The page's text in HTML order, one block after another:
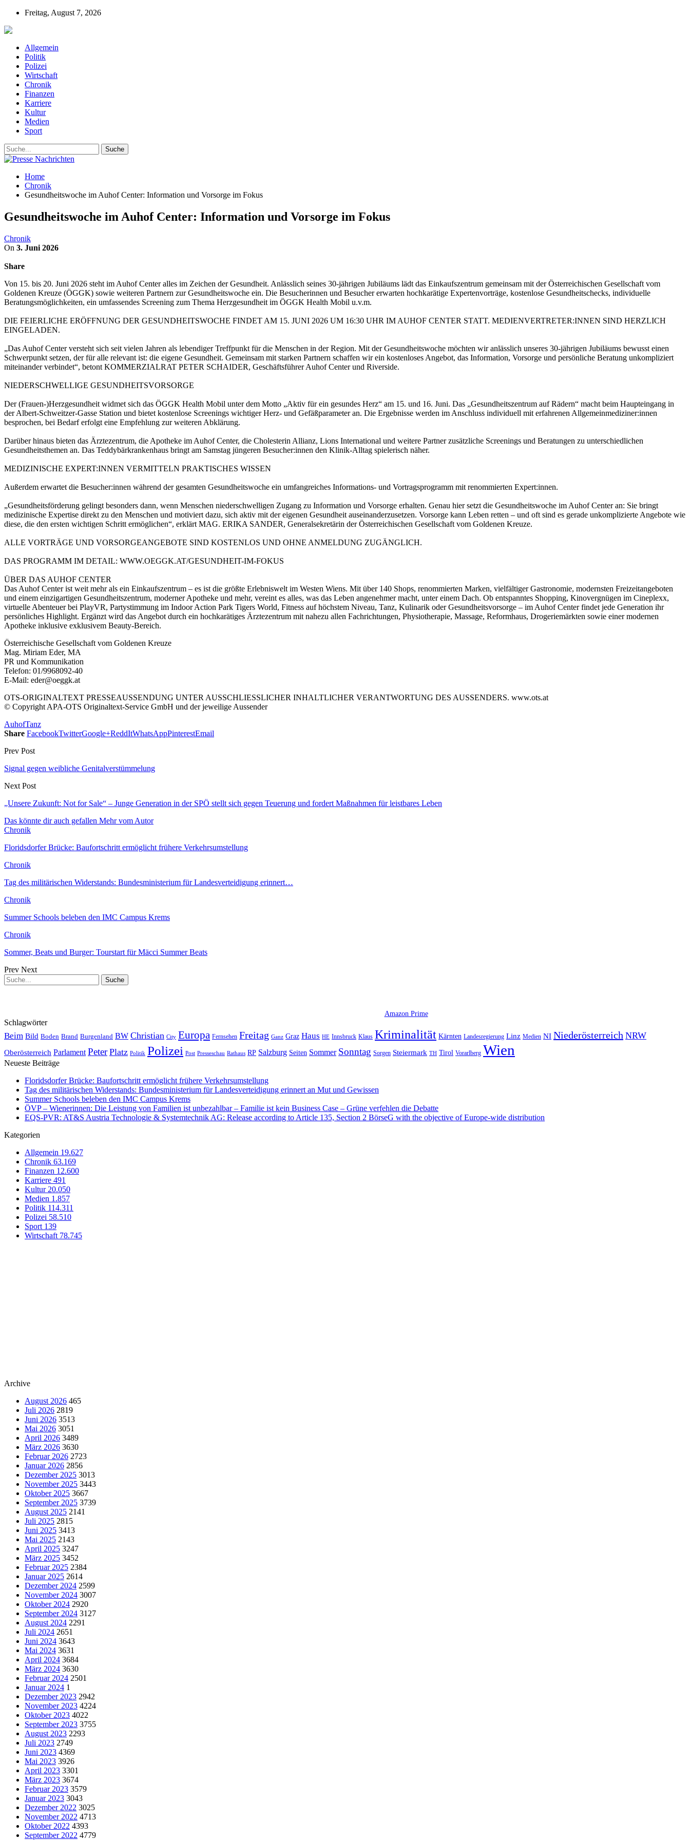
Freitag, August 7, 2026
Allgemein
Politik
Polizei
Wirtschaft
Chronik
Finanzen
Karriere
Kultur
Medien
Sport
Home
Chronik
Gesundheitswoche im Auhof Center: Information und Vorsorge im Fokus
Gesundheitswoche im Auhof Center: Information und Vorsorge im Fokus
Chronik
On 3. Juni 2026
Share
Von 15. bis 20. Juni 2026 steht im Auhof Center alles im Zeichen der Gesundheit. Anlässlich seines 30-jährigen Jubiläums lädt das Einkaufszentrum gemeinsam mit der Österreichischen Gesellschaft vom
Goldenen Kreuze (ÖGGK) sowie weiteren Partnern zur Gesundheitswoche ein. Die Besucherinnen und Besucher erwarten hochkarätige Expertenvorträge, kostenlose Gesundheitschecks, individuelle
Beratungsmöglichkeiten, ein umfassendes Screening zum Thema Herzgesundheit im ÖGGK Health Mobil u.v.m.
DIE FEIERLICHE ERÖFFNUNG DER GESUNDHEITSWOCHE FINDET AM 15. JUNI 2026 UM 16:30 UHR IM AUHOF CENTER STATT. MEDIENVERTRETER:INNEN SIND HERZLICH
EINGELADEN.
„Das Auhof Center versteht sich seit vielen Jahren als lebendiger Treffpunkt für die Menschen in der Region. Mit der Gesundheitswoche möchten wir anlässlich unseres 30-jährigen Jubiläums bewusst einen
Schwerpunkt setzen, der für alle relevant ist: die eigene Gesundheit. Gemeinsam mit starken Partnern schaffen wir ein kostenloses Angebot, das Information, Vorsorge und persönliche Beratung unkompliziert
miteinander verbindet“, betont KOMMERZIALRAT PETER SCHAIDER, Geschäftsführer Auhof Center und Riverside.
NIEDERSCHWELLIGE GESUNDHEITSVORSORGE
Der (Frauen-)Herzgesundheit widmet sich das ÖGGK Health Mobil unter dem Motto „Aktiv für ein gesundes Herz“ am 15. und 16. Juni. Das „Gesundheitszentrum auf Rädern“ macht beim Haupteingang in
der Albert-Schweitzer-Gasse Station und bietet kostenlose Screenings wichtiger Herz- und Gefäßparameter an. Die Ergebnisse werden im Anschluss individuell mit erfahrenen Allgemeinmediziner:innen
besprochen, bei Bedarf erfolgt eine Empfehlung zur weiteren Abklärung.
Darüber hinaus bieten das Ärztezentrum, die Apotheke im Auhof Center, die Cholesterin Allianz, Lions International und weitere Partner zusätzliche Screenings und Beratungen zu unterschiedlichen
Gesundheitsthemen an. Das Teddybärkrankenhaus bringt am Samstag jüngeren Besucher:innen den Klinik-Alltag spielerisch näher.
MEDIZINISCHE EXPERT:INNEN VERMITTELN PRAKTISCHES WISSEN
Außerdem erwartet die Besucher:innen während der gesamten Gesundheitswoche ein umfangreiches Informations- und Vortragsprogramm mit renommierten Expert:innen.
„Gesundheitsförderung gelingt besonders dann, wenn Menschen niederschwelligen Zugang zu Information und Vorsorge erhalten. Genau hier setzt die Gesundheitswoche im Auhof Center an: Sie bringt
medizinische Expertise direkt zu den Menschen und motiviert dazu, sich aktiv mit der eigenen Gesundheit auseinanderzusetzen. Vorsorge kann Leben retten – und oft sind es gerade unkomplizierte Angebote wie
diese, die den ersten wichtigen Schritt ermöglichen“, erklärt MAG. ERIKA SANDER, Generalsekretärin der Österreichischen Gesellschaft vom Goldenen Kreuze.
ALLE VORTRÄGE UND VORSORGEANGEBOTE SIND KOSTENLOS UND OHNE ANMELDUNG ZUGÄNGLICH.
DAS PROGRAMM IM DETAIL: WWW.OEGGK.AT/GESUNDHEIT-IM-FOKUS
ÜBER DAS AUHOF CENTER
Das Auhof Center ist weit mehr als ein Einkaufszentrum – es ist die größte Erlebniswelt im Westen Wiens. Mit über 140 Shops, renommierten Marken, vielfältiger Gastronomie, modernsten Freizeitangeboten
und einem einzigartigen Gesundheitszentrum, moderner Apotheke und mehr, vereint es alles, was das Leben angenehmer macht, unter einem Dach. Ob entspanntes Shopping, Kinovergnügen im Cineplexx,
virtuelle Abenteuer bei PlayVR, Partystimmung im Indoor Action Park Tigers World, Fitness auf höchstem Niveau, Tanz, Kulinarik oder Gesundheitsvorsorge – im Auhof Center findet jede Generation ihr
persönliches Highlight. Ergänzt wird das Angebot durch ein hochkarätiges Ärztezentrum mit nahezu allen Fachrichtungen, Physiotherapie, Massage, Reformhaus, Drogeriemärkten sowie einer modernen
Apotheke inklusive exklusivem Beauty-Bereich.
Österreichische Gesellschaft vom Goldenen Kreuze
Mag. Miriam Eder, MA
PR und Kommunikation
Telefon: 01/9968092-40
E-Mail: eder@oeggk.at
OTS-ORIGINALTEXT PRESSEAUSSENDUNG UNTER AUSSCHLIESSLICHER INHALTLICHER VERANTWORTUNG DES AUSSENDERS. www.ots.at
© Copyright APA-OTS Originaltext-Service GmbH und der jeweilige Aussender
AuhofTanz
Share FacebookTwitterGoogle+ReddItWhatsAppPinterestEmail
Prev Post
Signal gegen weibliche Genitalverstümmelung
Next Post
„Unsere Zukunft: Not for Sale“ – Junge Generation in der SPÖ stellt sich gegen Teuerung und fordert Maßnahmen für leistbares Leben
Das könnte dir auch gefallen Mehr vom Autor
Chronik
Floridsdorfer Brücke: Baufortschritt ermöglicht frühere Verkehrsumstellung
Chronik
Tag des militärischen Widerstands: Bundesministerium für Landesverteidigung erinnert…
Chronik
Summer Schools beleben den IMC Campus Krems
Chronik
Sommer, Beats und Burger: Tourstart für Mäcci Summer Beats
Prev Next
Amazon Prime
Schlagwörter
Beim Bild Boden Brand Burgenland BW Christian City Europa Fernsehen Freitag Ganz Graz Haus HE Innsbruck Klaus Kriminalität Kärnten Landesregierung Linz Medien NI Niederösterreich NRW
Oberösterreich Parlament Peter Platz Politik Polizei Post Presseschau Rathaus RP Salzburg Seiten Sommer Sonntag Sorgen Steiermark TH Tirol Vorarlberg Wien
Neueste Beiträge
Floridsdorfer Brücke: Baufortschritt ermöglicht frühere Verkehrsumstellung
Tag des militärischen Widerstands: Bundesministerium für Landesverteidigung erinnert an Mut und Gewissen
Summer Schools beleben den IMC Campus Krems
ÖVP – Wienerinnen: Die Leistung von Familien ist unbezahlbar – Familie ist kein Business Case – Grüne verfehlen die Debatte
EQS-PVR: AT&S Austria Technologie & Systemtechnik AG: Release according to Article 135, Section 2 BörseG with the objective of Europe-wide distribution
Kategorien
Allgemein 19.627
Chronik 63.169
Finanzen 12.600
Karriere 491
Kultur 20.050
Medien 1.857
Politik 114.311
Polizei 58.510
Sport 139
Wirtschaft 78.745
Archive
August 2026 465
Juli 2026 2819
Juni 2026 3513
Mai 2026 3051
April 2026 3489
März 2026 3630
Februar 2026 2723
Januar 2026 2856
Dezember 2025 3013
November 2025 3443
Oktober 2025 3667
September 2025 3739
August 2025 2141
Juli 2025 2815
Juni 2025 3413
Mai 2025 2143
April 2025 3247
März 2025 3452
Februar 2025 2384
Januar 2025 2614
Dezember 2024 2599
November 2024 3007
Oktober 2024 2920
September 2024 3127
August 2024 2291
Juli 2024 2651
Juni 2024 3643
Mai 2024 3631
April 2024 3684
März 2024 3630
Februar 2024 2501
Januar 2024 1
Dezember 2023 2942
November 2023 4224
Oktober 2023 4022
September 2023 3755
August 2023 2293
Juli 2023 2749
Juni 2023 4369
Mai 2023 3926
April 2023 3301
März 2023 3674
Februar 2023 3579
Januar 2023 3043
Dezember 2022 3025
November 2022 4713
Oktober 2022 4393
September 2022 4779